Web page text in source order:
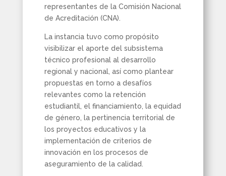
representantes de la Comisión Nacional
de Acreditación (CNA).
La instancia tuvo como propósito
visibilizar el aporte del subsistema
técnico profesional al desarrollo
regional y nacional, así como plantear
propuestas en torno a desafíos
relevantes como la retención
estudiantil, el financiamiento, la equidad
de género, la pertinencia territorial de
los proyectos educativos y la
implementación de criterios de
innovación en los procesos de
aseguramiento de la calidad.